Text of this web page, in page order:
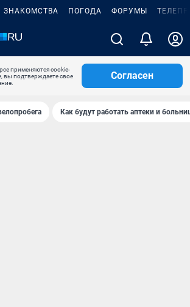
ЗНАКОМСТВА ПОГОДА ФОРУМЫ
применяются cookie-
вы подтверждаете свое
Согласен
Как будут работать аптеки и